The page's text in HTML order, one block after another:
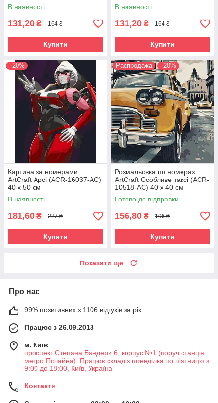
В наявності
131,20 ₴ 164 ₴
Купити
В наявності
131,20 ₴ 164 ₴
Купити
–20%
Картина за номерами
ArtCraft Арсі (ACR-16037-AC)
40 х 50 см
В наявності
181,60 ₴ 227 ₴
Купити
Распродажа –20%
Розмальовка по номерах
ArtCraft Особливе таксі (ACR-
10518-AC) 40 х 40 см
Готово до відправки
156,80 ₴ 196 ₴
Купити
Показати ще
Про нас
99% позитивних з 1106 відгуків за рік
Працює з 26.09.2013
м. Київ
проспект Степана Бандери 6, корпус №1 (поруч станція
метро Почайна). Працює склад з понеділка по п'ятницю з
9:00 до 18:00, Київ, Україна
Контакти